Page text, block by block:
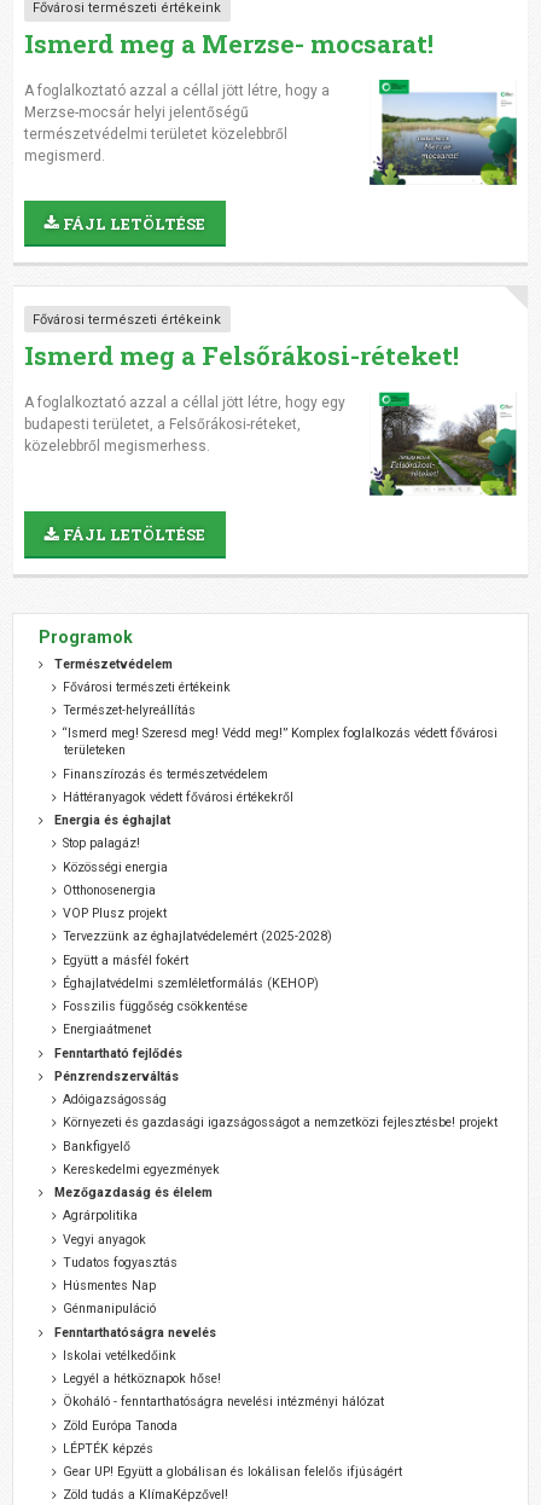
Fővárosi természeti értékeink
Ismerd meg a Merzse- mocsarat!
A foglalkoztató azzal a céllal jött létre, hogy a
Merzse-mocsár helyi jelentőségű
természetvédelmi területet közelebbről
megismerd.
FÁJL LETÖLTÉSE
Fővárosi természeti értékeink
Ismerd meg a Felsőrákosi-réteket!
A foglalkoztató azzal a céllal jött létre, hogy egy
budapesti területet, a Felsőrákosi-réteket,
közelebbről megismerhess.
FÁJL LETÖLTÉSE
Programok
Természetvédelem
Fővárosi természeti értékeink
Természet-helyreállítás
“Ismerd meg! Szeresd meg! Védd meg!” Komplex foglalkozás védett fővárosi
területeken
Finanszírozás és természetvédelem
Háttéranyagok védett fővárosi értékekről
Energia és éghajlat
Stop palagáz!
Közösségi energia
Otthonosenergia
VOP Plusz projekt
Tervezzünk az éghajlatvédelemért (2025-2028)
Együtt a másfél fokért
Éghajlatvédelmi szemléletformálás (KEHOP)
Fosszilis függőség csökkentése
Energiaátmenet
Fenntartható fejlődés
Pénzrendszerváltás
Adóigazságosság
Környezeti és gazdasági igazságosságot a nemzetközi fejlesztésbe! projekt
Bankfigyelő
Kereskedelmi egyezmények
Mezőgazdaság és élelem
Agrárpolitika
Vegyi anyagok
Tudatos fogyasztás
Húsmentes Nap
Génmanipuláció
Fenntarthatóságra nevelés
Iskolai vetélkedőink
Legyél a hétköznapok hőse!
Ökoháló - fenntarthatóságra nevelési intézményi hálózat
Zöld Európa Tanoda
LÉPTÉK képzés
Gear UP! Együtt a globálisan és lokálisan felelős ifjúságért
Zöld tudás a KlímaKépzővel!